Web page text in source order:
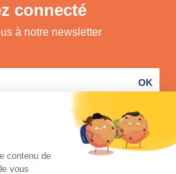
connecté
à notre newsletter
OK